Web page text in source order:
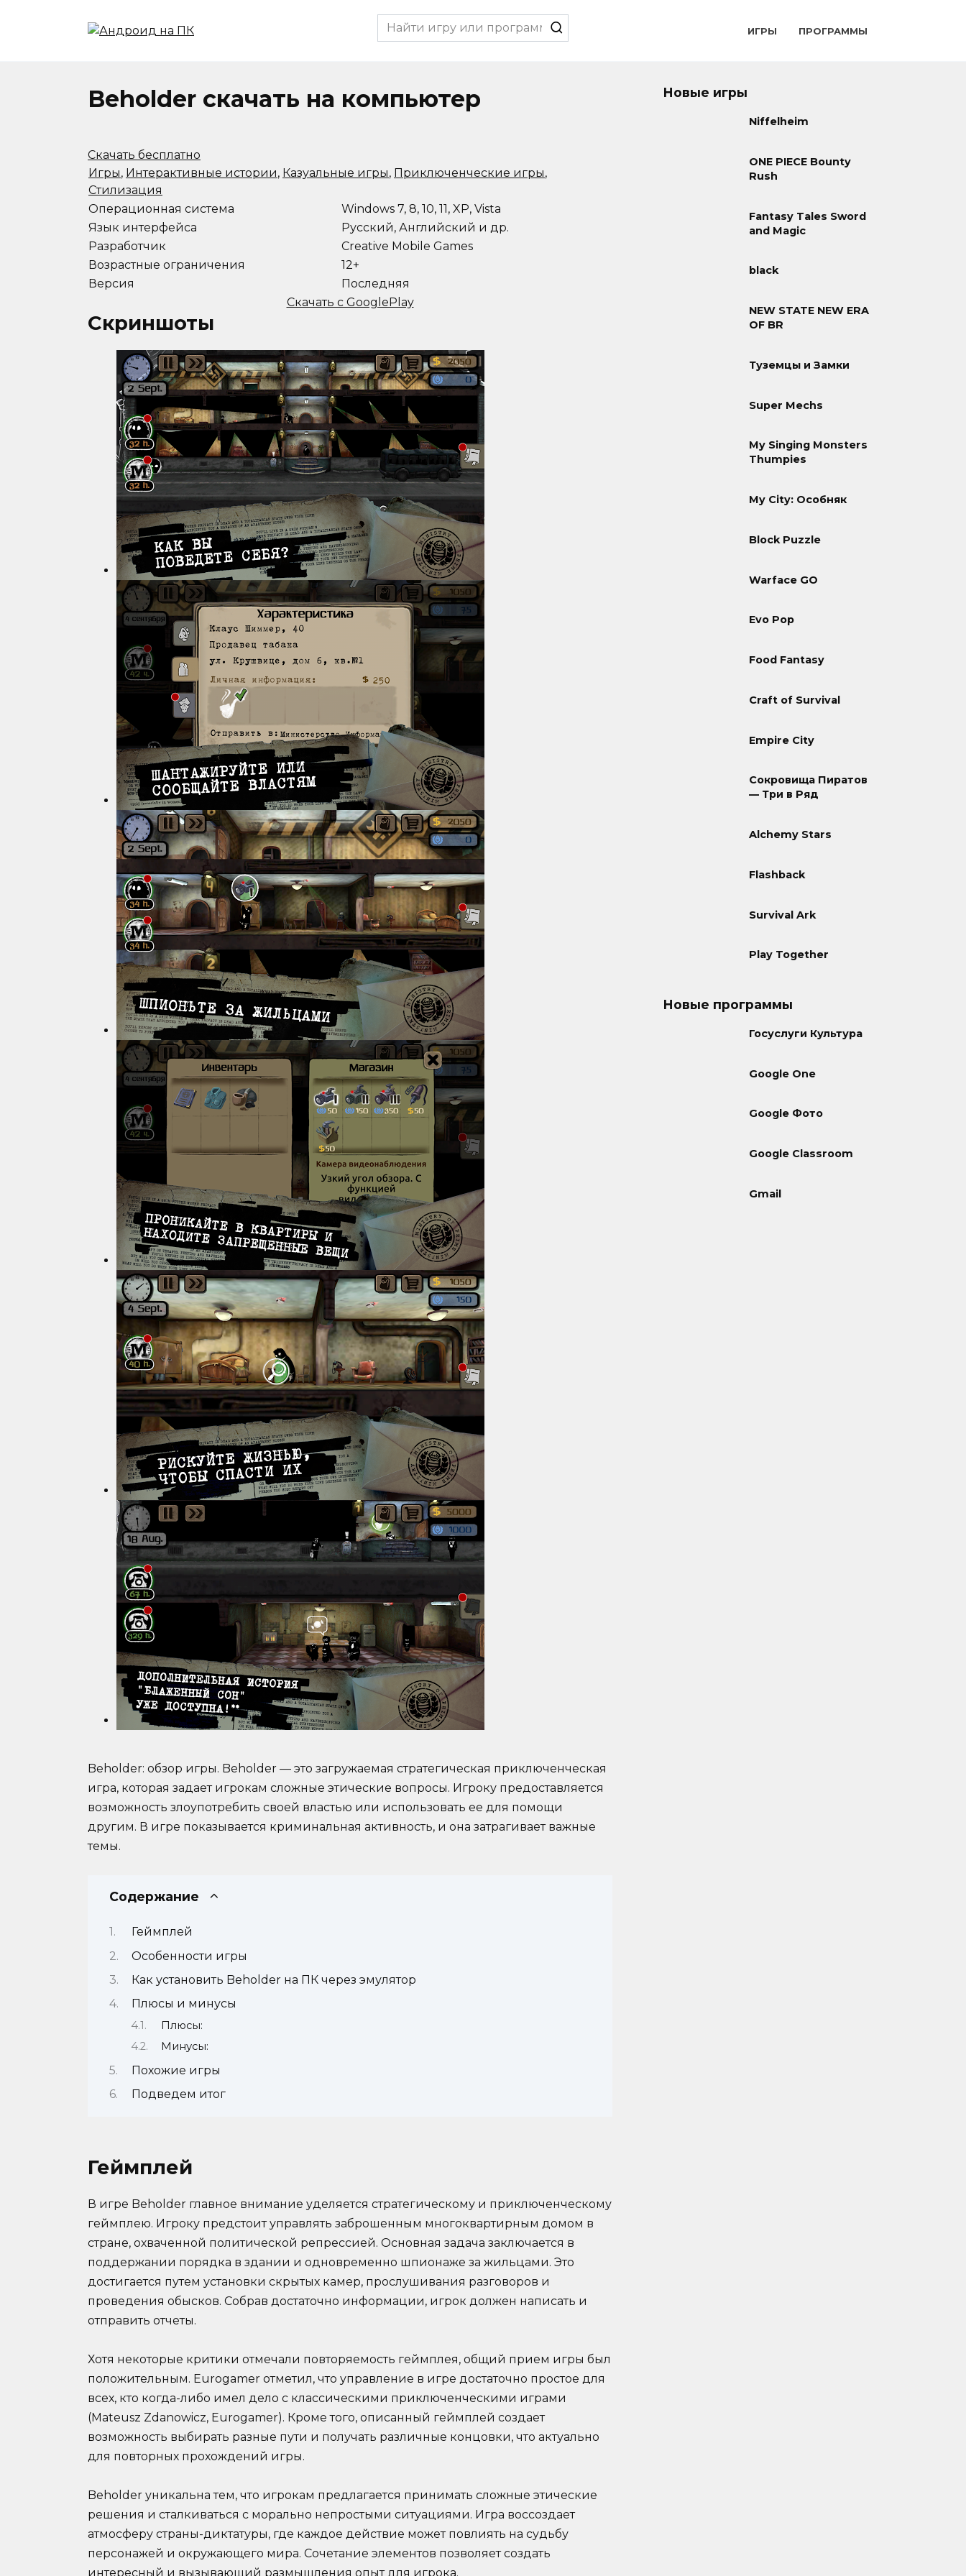
Search
for:
ИГРЫ ПРОГРАММЫ
Beholder скачать на компьютер
Скачать бесплатно
Игры, Интерактивные истории, Казуальные игры, Приключенческие игры,
Стилизация
Операционная система
Windows 7, 8, 10, 11, XP, Vista
Язык интерфейса
Русский, Английский и др.
Разработчик
Creative Mobile Games
Возрастные ограничения
12+
Версия
Последняя
Скачать с GooglePlay
Скриншоты
Beholder: обзор игры. Beholder — это загружаемая стратегическая приключенческая
игра, которая задает игрокам сложные этические вопросы. Игроку предоставляется
возможность злоупотребить своей властью или использовать ее для помощи
другим. В игре показывается криминальная активность, и она затрагивает важные
темы.
Содержание
Геймплей
Особенности игры
Как установить Beholder на ПК через эмулятор
Плюсы и минусы
Плюсы:
Минусы:
Похожие игры
Подведем итог
Геймплей
В игре Beholder главное внимание уделяется стратегическому и приключенческому
геймплею. Игроку предстоит управлять заброшенным многоквартирным домом в
стране, охваченной политической репрессией. Основная задача заключается в
поддержании порядка в здании и одновременно шпионаже за жильцами. Это
достигается путем установки скрытых камер, прослушивания разговоров и
проведения обысков. Собрав достаточно информации, игрок должен написать и
отправить отчеты.
Хотя некоторые критики отмечали повторяемость геймплея, общий прием игры был
положительным. Eurogamer отметил, что управление в игре достаточно простое для
всех, кто когда-либо имел дело с классическими приключенческими играми
(Mateusz Zdanowicz, Eurogamer). Кроме того, описанный геймплей создает
возможность выбирать разные пути и получать различные концовки, что актуально
для повторных прохождений игры.
Beholder уникальна тем, что игрокам предлагается принимать сложные этические
решения и сталкиваться с морально непростыми ситуациями. Игра воссоздает
атмосферу страны-диктатуры, где каждое действие может повлиять на судьбу
персонажей и окружающего мира. Сочетание элементов позволяет создать
интересный и вызывающий размышления опыт для игрока.
Новые игры
Niffelheim
ONE PIECE Bounty
Rush
Fantasy Tales Sword
and Magic
black
NEW STATE NEW ERA
OF BR
Туземцы и Замки
Super Mechs
My Singing Monsters
Thumpies
My City: Особняк
Block Puzzle
Warface GO
Evo Pop
Food Fantasy
Craft of Survival
Empire City
Сокровища Пиратов
— Три в Ряд
Alchemy Stars
Flashback
Survival Ark
Play Together
Новые программы
Госуслуги Культура
Google One
Google Фото
Google Classroom
Gmail